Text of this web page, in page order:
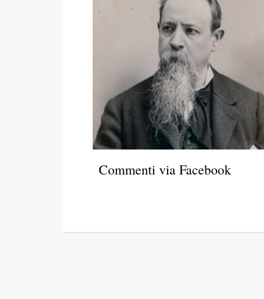
Commenti via Facebook